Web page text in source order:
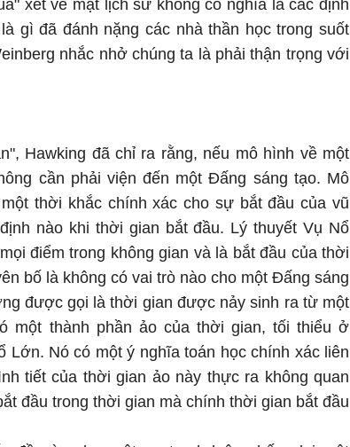
xét về mặt lịch sử không có nghĩa là các định
gì đã đánh nặng các nhà thần học trong suốt
nhắc nhở chúng ta là phải thận trọng với
Hawking đã chỉ ra rằng, nếu mô hình về một
cần phải viện đến một Đấng sáng tạo. Mô
thời khắc chính xác cho sự bắt đầu của vũ
nào khi thời gian bắt đầu. Lý thuyết Vụ Nổ
điểm trong không gian và là bắt đầu của thời
bố là không có vai trò nào cho một Đấng sáng
được gọi là thời gian được nảy sinh ra từ một
một thành phần ảo của thời gian, tối thiểu ở
Lớn. Nó có một ý nghĩa toán học chính xác liên
tiết của thời gian ảo này thực ra không quan
đầu trong thời gian mà chính thời gian bắt đầu